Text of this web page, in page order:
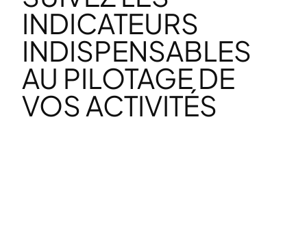
INDICATEURS
INDISPENSABLES
AU PILOTAGE DE
VOS ACTIVITÉS